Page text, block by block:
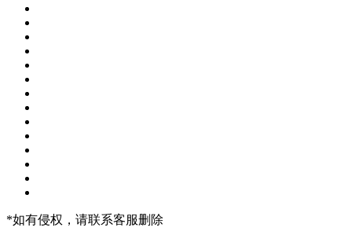
*如有侵权，请联系客服删除